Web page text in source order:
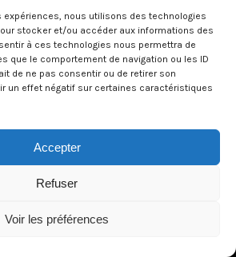
expériences, nous utilisons des technologies
stocker et/ou accéder aux informations des
à ces technologies nous permettra de
que le comportement de navigation ou les ID
de ne pas consentir ou de retirer son
un effet négatif sur certaines caractéristiques
Accepter
Refuser
Voir les préférences
currently published under this tag.